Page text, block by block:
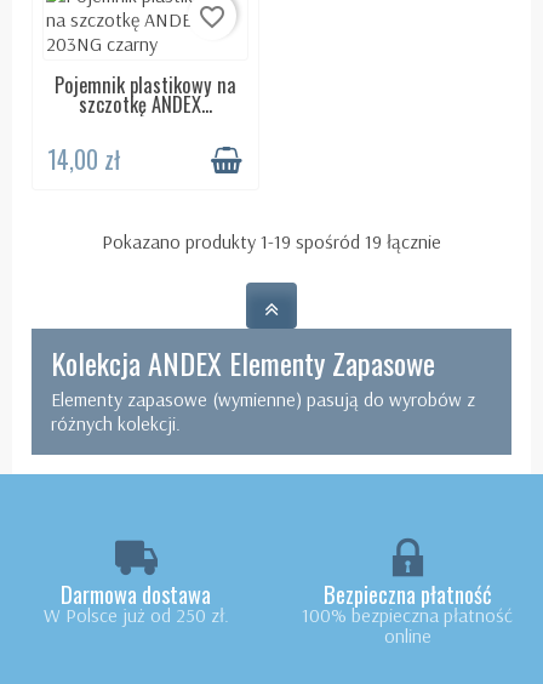
WYSYŁKA DO 5 DNI
favorite_border
Pojemnik plastikowy na
szczotkę ANDEX...
14,00 zł
Pokazano produkty 1-19 spośród 19 łącznie
Kolekcja ANDEX Elementy Zapasowe
Elementy zapasowe (wymienne) pasują do wyrobów z
różnych kolekcji.
Darmowa dostawa
W Polsce już od 250 zł.
Bezpieczna płatność
100% bezpieczna płatność
online